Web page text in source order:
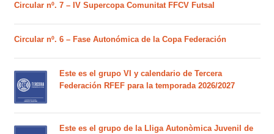
Circular nº. 7 – IV Supercopa Comunitat FFCV Futsal
Circular nº. 6 – Fase Autonómica de la Copa Federación
Este es el grupo VI y calendario de Tercera
Federación RFEF para la temporada 2026/2027
Este es el grupo de la Lliga Autonòmica Juvenil de